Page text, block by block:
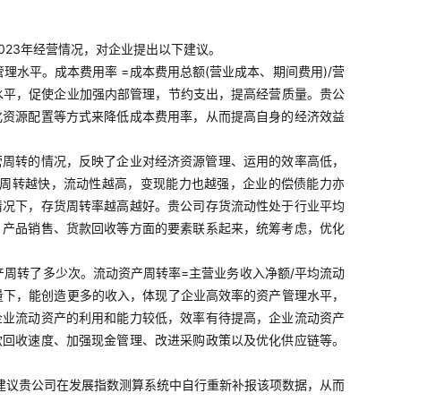
年经营情况，对企业提出以下建议。
水平。成本费用率 =成本费用总额(营业成本、期间费用)/营
，促使企业加强内部管理，节约支出，提高经营质量。贵公
源配置等方式来降低成本费用率，从而提高自身的经济效益
转的情况，反映了企业对经济资源管理、运用的效率高低，
转越快，流动性越高，变现能力也越强，企业的偿债能力亦
下，存货周转率越高越好。贵公司存货流动性处于行业平均
品销售、货款回收等方面的要素联系起来，统筹考虑，优化
转了多少次。流动资产周转率=主营业务收入净额/平均流动
，能创造更多的收入，体现了企业高效率的资产管理水平，
流动资产的利用和能力较低，效率有待提高，企业流动资产
速度、加强现金管理、改进采购政策以及优化供应链等。
贵公司在发展指数测算系统中自行重新补报该项数据，从而